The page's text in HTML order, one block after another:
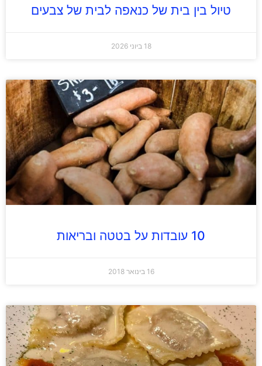
טיול בין בית של כנאפה לבית של צבעים
18 ביוני 2026
10 עובדות על בטטה ובריאות
16 בינואר 2018